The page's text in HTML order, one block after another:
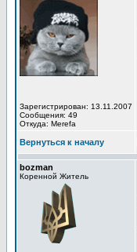
Зарегистрирован: 13.11.2007
Сообщения: 49
Откуда: Merefa
Вернуться к началу
bozman
Коренной Житель